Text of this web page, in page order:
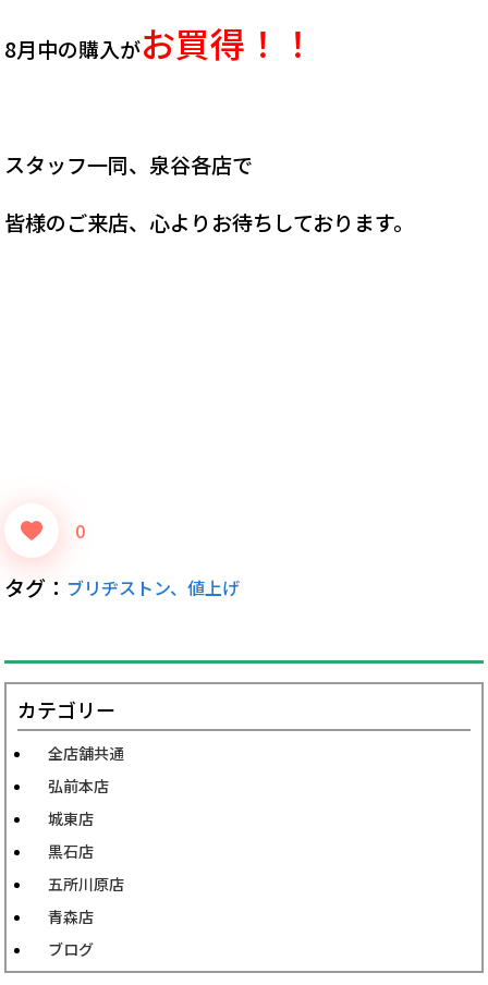
8月中の購入がお買得！！
スタッフ一同、泉谷各店で
皆様のご来店、心よりお待ちしております。
0
タグ： ブリヂストン、値上げ
カテゴリー
全店舗共通
弘前本店
城東店
黒石店
五所川原店
青森店
ブログ